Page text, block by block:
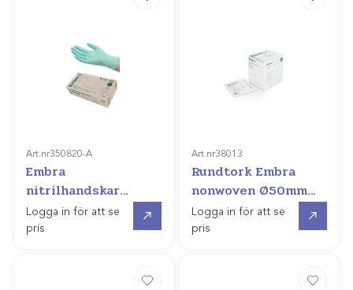
Art.nr350820-A
Embra
nitrilhandskar
(proceed)
Logga in för att se
pris
Art.nr38013
Rundtork Embra
nonwoven Ø50mm
steril /50st
Logga in för att se
pris